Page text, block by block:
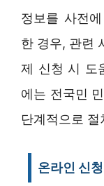
정보를 사전
한 경우, 관련
제 신청 시 도
에는 전국민
단계적으로
온라인 신